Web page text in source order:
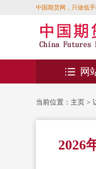
中国期货网，只做低
网
当前位置： 主页 >
2026